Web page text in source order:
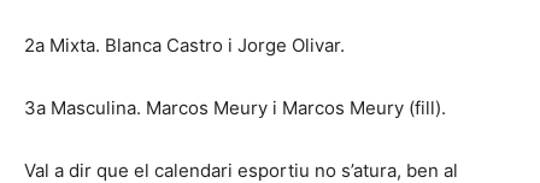
2a Mixta. Blanca Castro i Jorge Olivar.
3a Masculina. Marcos Meury i Marcos Meury (fill).
Val a dir que el calendari esportiu no s’atura, ben al